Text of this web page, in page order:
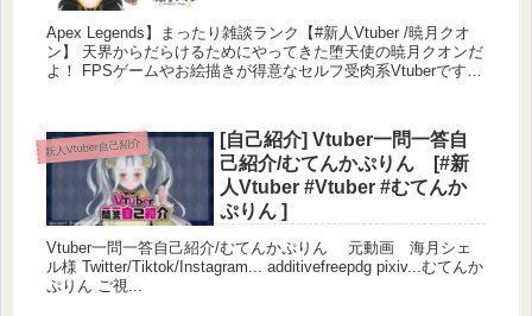
Apex Legends】まったり雑談ランク【#新人Vtuber /暁月クオ
ン】 天界からだらけるためにやってきた堕天使の暁月クオンだ
よ！ FPSゲームやお絵描きが得意なセルフ受肉系Vtuberです
新人Vtuber自己紹介
[自己紹介] Vtuber一問一答自
己紹介/むてんかぷりん [#新
人Vtuber #Vtuber #むてんか
ぷりん ]
Vtuber一問一答自己紹介/むてんかぷりん 元動画 海月シェ
ル様 Twitter/Tiktok/Instagram... additivefreepdg pixiv...むてんか
ぷりん ご視...